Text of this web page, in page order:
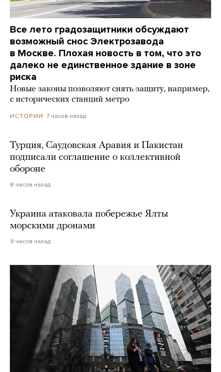
Все лето градозащитники обсуждают
возможный снос Электрозавода
в Москве. Плохая новость в том, что это
далеко не единственное здание в зоне
риска
Новые законы позволяют снять защиту, например,
с исторических станций метро
ИСТОРИИ 7 часов назад
Турция, Саудовская Аравия и Пакистан
подписали соглашение о коллективной
обороне
8 часов назад
Украина атаковала побережье Ялты
морскими дронами
9 часов назад